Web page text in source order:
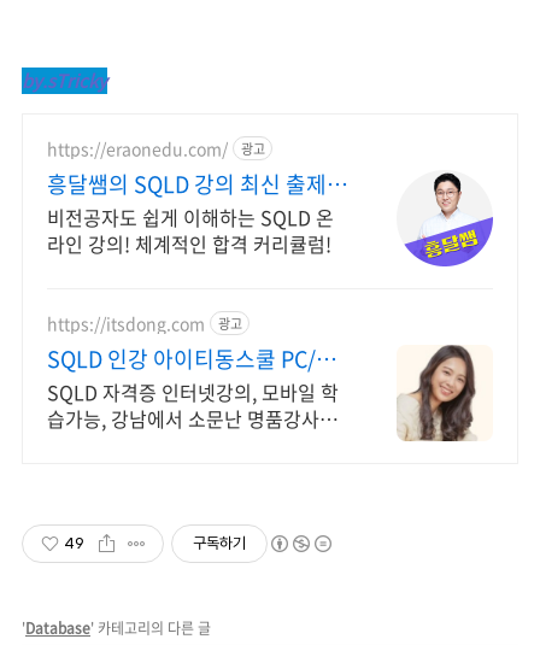
by.sTricky
https://eraonedu.com/ 광고
흥달쌤의 SQLD 강의 최신 출제경
향 반영
비전공자도 쉽게 이해하는 SQLD 온
라인 강의! 체계적인 합격 커리큘럼!
https://itsdong.com 광고
SQLD 인강 아이티동스쿨 PC/스
마트폰 동영상강의!
SQLD 자격증 인터넷강의, 모바일 학
습가능, 강남에서 소문난 명품강사진
49 구독하기
'Database' 카테고리의 다른 글